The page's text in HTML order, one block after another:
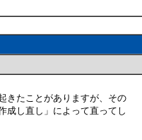
きたことがありますが、その
成し直し」によって直ってし